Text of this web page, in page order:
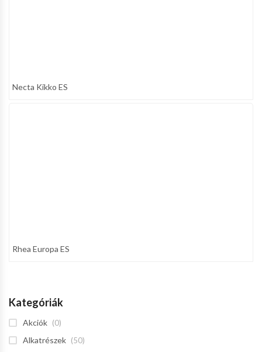
Necta Kikko ES
Rhea Europa ES
Kategóriák
Akciók (0)
Alkatrészek (50)